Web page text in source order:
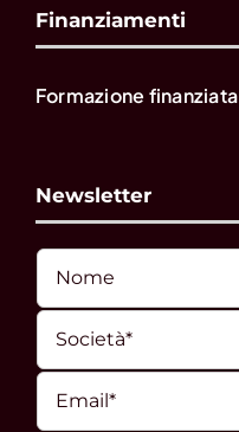
Finanziamenti
Formazione finanziata
Newsletter